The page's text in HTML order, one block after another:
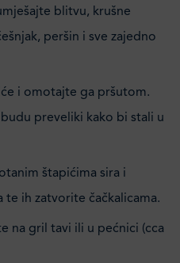
blitvu, krušne
peršin i sve zajedno
i omotajte ga pršutom.
preveliki kako bi stali u
štapićima sira i
te ih zatvorite čačkalicama.
na gril tavi ili u pećnici (cca